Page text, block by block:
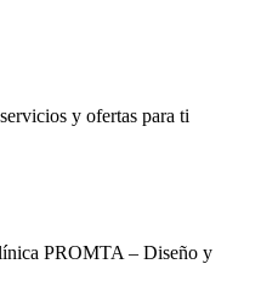
y ofertas para ti
PROMTA – Diseño y